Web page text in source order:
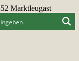
Marktleugast